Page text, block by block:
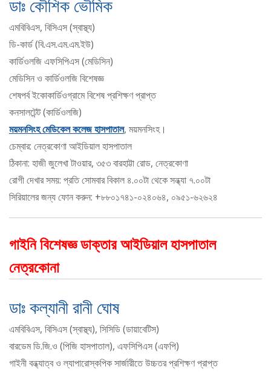
ডাঃ কৌশিক ভৌমিক
এমবিবিএস, বিসিএস (স্বাস্থ্য)
ডি-কার্ড (বি.এস.এম.এম.ইউ)
কার্ডিওলজি এফসিপিএস (মেডিসিন)
মেডিসিন ও কার্ডিওলজি বিশেষজ্ঞ
শেষপর্ব ইকোকার্ডিওগ্রামে বিশেষ প্রশিক্ষণ প্রাপ্ত
কনসালটেন্ট (কার্ডিওলজি)
ময়মনসিংহ মেডিকেল কলেজ হাসপাতাল, ময়মনসিংহ।
চেম্বার: নেত্রকোণা আইডিয়াল হাসপাতাল
ঠিকানা: হাজী জুলেখা টাওয়ার, ৩৫৩ বারহাট্টা রোড, নেত্রকোণা
রোগী দেখার সময়: প্রতি সোমবার বিকাল ৪.০০টা থেকে সন্ধ্যা ৭.০০টা
সিরিয়ালের জন্য ফোন করুন: +৮৮০১৭৪১-০২৪০৬৪, ০৯৫১-৬২৬২৪
গাইনি বিশেষজ্ঞ ডাক্তার আইডিয়াল হাসপাতাল
নেত্রকোনা
ডাঃ কল্যানী রানী ঘোষ
এমবিবিএস, বিসিএস (স্বাস্থ্য), সিসিডি (ডায়াবেটিস)
বারডেম ডি.জি.ও (পিজি হাসপাতাল), এফসিপিএস (এফপি)
গাইনী বন্ধ্যাত্ব ও ল্যাপারোস্কপিক সার্জারীতে উচ্চতর প্রশিক্ষণ প্রাপ্ত